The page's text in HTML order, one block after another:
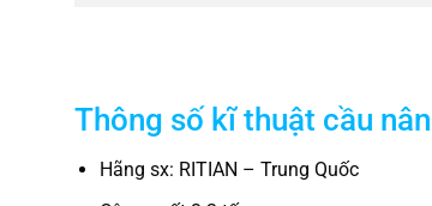
Thông số kĩ thuật cầu
Hãng sx: RITIAN – Trung Quốc